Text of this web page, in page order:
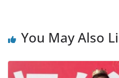
You May Also